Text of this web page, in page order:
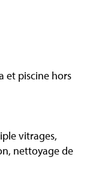
et piscine hors
vitrages,
nettoyage de